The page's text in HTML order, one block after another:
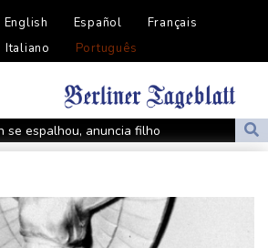
English Español
Français
Italiano
Português
se espalhou, anuncia filho
sete supostos idealizadores do
'um esforço orquestrado para minar